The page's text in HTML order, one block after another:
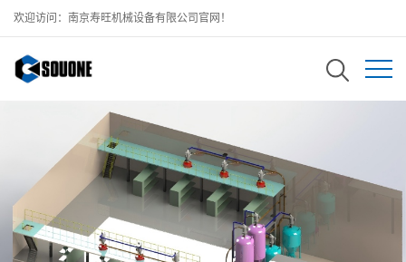
欢迎访问：南京寿旺机械设备有限公司官网！